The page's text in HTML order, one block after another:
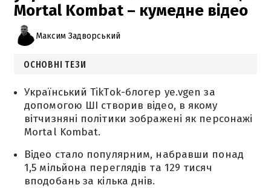
Mortal Kombat – кумедне відео
Максим Задворський
ОСНОВНІ ТЕЗИ
Український TikTok-блогер ye.vgen за
допомогою ШІ створив відео, в якому
вітчизняні політики зображені як персонажі
Mortal Kombat.
Відео стало популярним, набравши понад
1,5 мільйона переглядів та 129 тисяч
вподобань за кілька днів.